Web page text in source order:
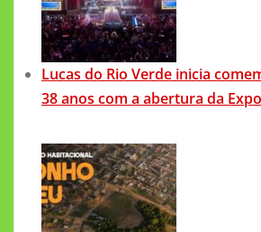
Lucas do Rio Verde inicia
38 anos com a abertura da